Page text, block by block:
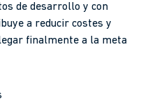
de desarrollo y con
a reducir costes y
finalmente a la meta